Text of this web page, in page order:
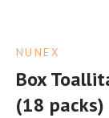
NUNEX
Box
(18 packs)